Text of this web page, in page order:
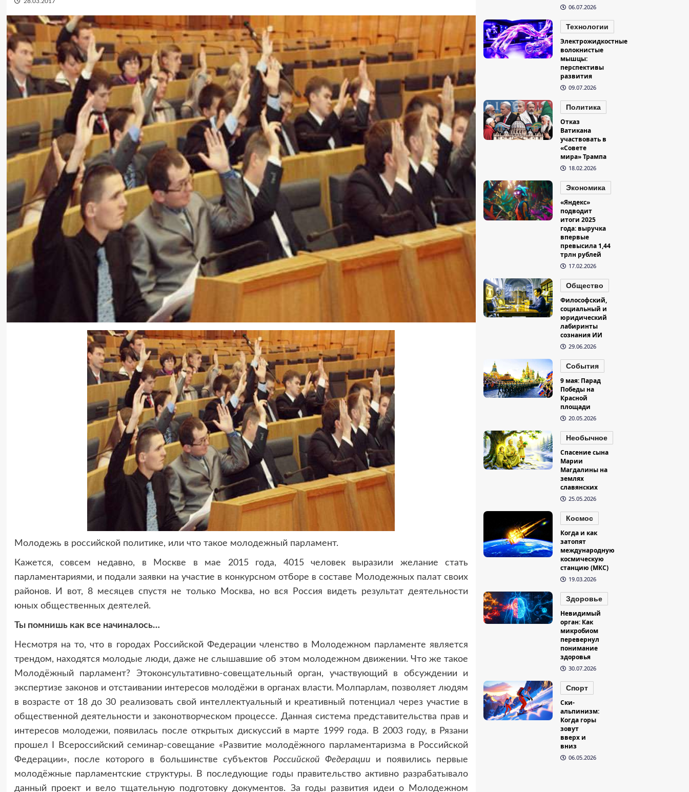
28.03.2017
Молодежь в российской политике, или что такое молодежный парламент.
Кажется, совсем недавно, в Москве в мае 2015 года, 4015 человек выразили желание стать
парламентариями, и подали заявки на участие в конкурсном отборе в составе Молодежных палат своих
районов. И вот, 8 месяцев спустя не только Москва, но вся Россия видеть результат деятельности
юных общественных деятелей.
Ты помнишь как все начиналось…
Несмотря на то, что в городах Российской Федерации членство в Молодежном парламенте является
трендом, находятся молодые люди, даже не слышавшие об этом молодежном движении. Что же такое
Молодёжный парламент? Этоконсультативно-совещательный орган, участвующий в обсуждении и
экспертизе законов и отстаивании интересов молодёжи в органах власти. Молпарлам, позволяет людям
в возрасте от 18 до 30 реализовать свой интеллектуальный и креативный потенциал через участие в
общественной деятельности и законотворческом процессе. Данная система представительства прав и
интересов молодежи, появилась после открытых дискуссий в марте 1999 года. В 2003 году, в Рязани
прошел I Всероссийский семинар-совещание «Развитие молодёжного парламентаризма в Российской
Федерации», после которого в большинстве субъектов Российской Федерации и появились первые
молодёжные парламентские структуры. В последующие годы правительство активно разрабатывало
данный проект и вело тщательную подготовку документов. За годы развития идеи о Молодежном
06.07.2026
Технологии
Электрожидкостные
волокнистые
мышцы:
перспективы
развития
09.07.2026
Политика
Отказ
Ватикана
участвовать в
«Совете
мира» Трампа
18.02.2026
Экономика
«Яндекс»
подводит
итоги 2025
года: выручка
впервые
превысила 1,44
трлн рублей
17.02.2026
Общество
Философский,
социальный и
юридический
лабиринты
сознания ИИ
29.06.2026
События
9 мая: Парад
Победы на
Красной
площади
20.05.2026
Необычное
Спасение сына
Марии
Магдалины на
землях
славянских
25.05.2026
Космос
Когда и как
затопят
международную
космическую
станцию (МКС)
19.03.2026
Здоровье
Невидимый
орган: Как
микробиом
перевернул
понимание
здоровья
30.07.2026
Спорт
Ски-
альпинизм:
Когда горы
зовут
вверх и
вниз
06.05.2026